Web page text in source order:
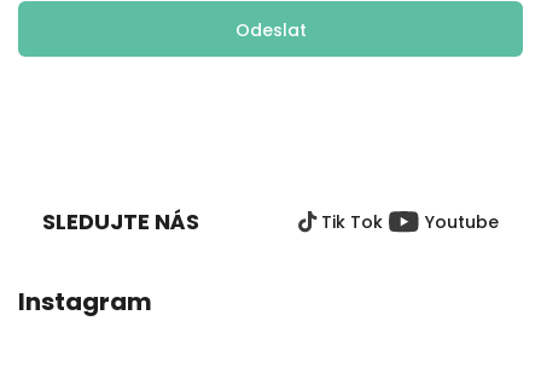
Odeslat
SLEDUJTE NÁS Tik Tok Youtube
Instagram